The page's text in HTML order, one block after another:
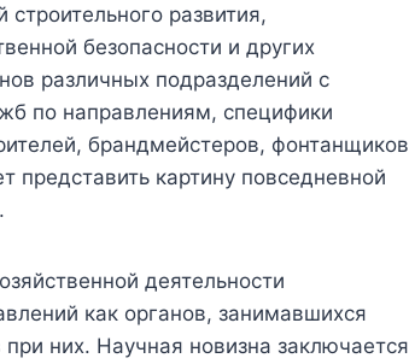
развития,
безопасности и других
различных подразделений с
по направлениям, специфики
брандмейстеров, фонтанщиков
представить картину повседневной
деятельности
как органов, занимавшихся
них. Научная новизна заключается